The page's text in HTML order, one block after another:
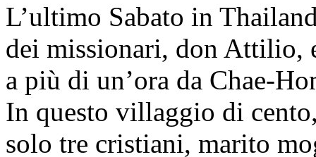
L’ultimo Sabato in
dei missionari, don Attilio,
a più di un’ora da Chae-
In questo villaggio di
solo tre cristiani, marito